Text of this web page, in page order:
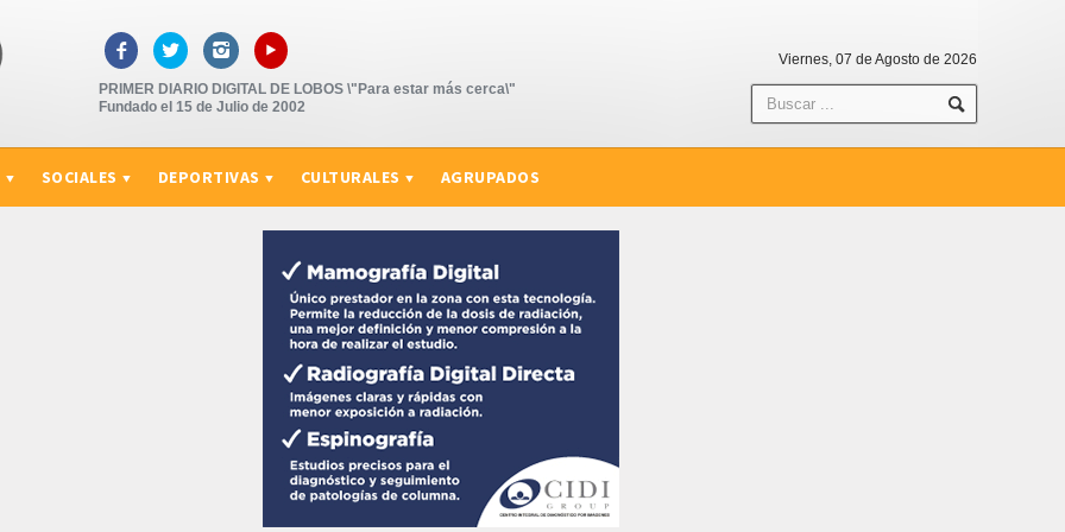
   ▸
PRIMER DIARIO DIGITAL DE LOBOS \"Para estar más cerca\"
Fundado el 15 de Julio de 2002
Viernes, 07 de Agosto de 2026
SOCIALES DEPORTIVAS CULTURALES AGRUPADOS